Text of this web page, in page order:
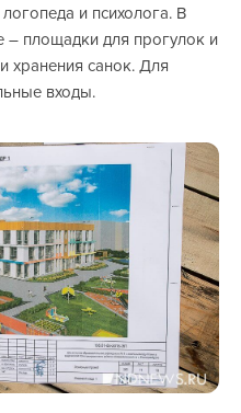
и психолога. В
– площадки для прогулок и
хранения санок. Для
входы.